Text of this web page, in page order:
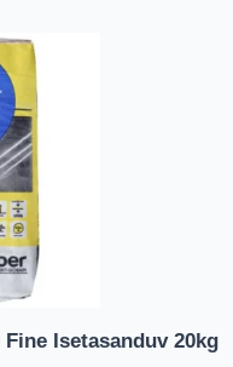
Isetasanduv 20kg